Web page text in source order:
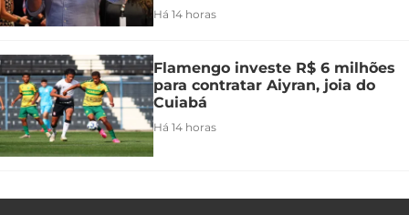
Há 14 horas
Flamengo investe R$ 6 milhões
para contratar Aiyran, joia do
Cuiabá
Há 14 horas